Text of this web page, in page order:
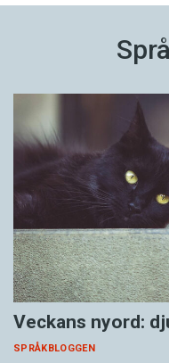
Veckans nyord:
SPRÅKBLOGGEN